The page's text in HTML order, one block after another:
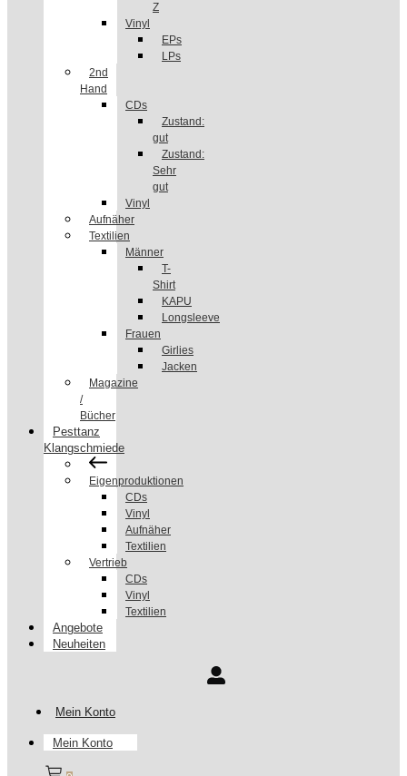
Z
Vinyl
EPs
LPs
2nd
Hand
CDs
Zustand:
gut
Zustand:
Sehr
gut
Vinyl
Aufnäher
Textilien
Männer
T-
Shirt
KAPU
Longsleeve
Frauen
Girlies
Jacken
Magazine
/
Bücher
Pesttanz
Klangschmiede
Eigenproduktionen
CDs
Vinyl
Aufnäher
Textilien
Vertrieb
CDs
Vinyl
Textilien
Angebote
Neuheiten
Mein Konto
Mein Konto